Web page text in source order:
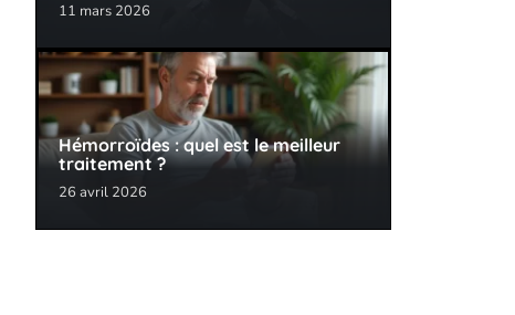
11 mars 2026
Hémorroïdes : quel est le meilleur
traitement ?
26 avril 2026